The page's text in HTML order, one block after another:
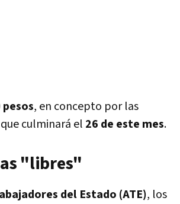
, en concepto por las
culminará el 26 de este mes.
"libres"
del Estado (ATE), los